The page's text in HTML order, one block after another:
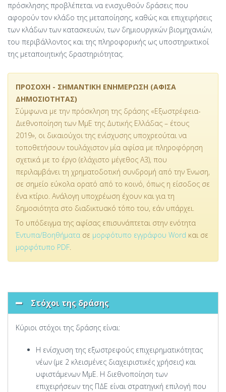
πρόσκλησης προβλέπεται να ενισχυθούν δράσεις που
αφορούν τον κλάδο της μεταποίησης, καθώς και επιχειρήσεις
των κλάδων των κατασκευών, των δημιουργικών βιομηχανιών,
του περιβάλλοντος και της πληροφορικής ως υποστηρικτικοί
της μεταποιητικής δραστηριότητας.
ΠΡΟΣΟΧΗ - ΣΗΜΑΝΤΙΚΗ ΕΝΗΜΕΡΩΣΗ (ΑΦΙΣΑ
ΔΗΜΟΣΙΟΤΗΤΑΣ)
Σύμφωνα με την πρόσκληση της δράσης «Εξωστρέφεια-
Διεθνοποίηση των ΜμΕ της Δυτικής Ελλάδας – έτους
2019», οι δικαιούχοι της ενίσχυσης υποχρεούται να
τοποθετήσουν τουλάχιστον μία αφίσα με πληροφόρηση
σχετικά με το έργο (ελάχιστο μέγεθος Α3), που
περιλαμβάνει τη χρηματοδοτική συνδρομή από την Ένωση,
σε σημείο εύκολα ορατό από το κοινό, όπως η είσοδος σε
ένα κτίριο. Ανάλογη υποχρέωση έχουν και για τη
δημοσιότητα στο διαδικτυακό τόπο του, εάν υπάρχει.
Το υπόδειγμα της αφίσας επισυνάπτεται στην ενότητα
Έντυπα/Βοηθήματα σε μορφότυπο εγγράφου Word και σε
μορφότυπο PDF.
Στόχοι της δράσης
Κύριοι στόχοι της δράσης είναι:
Η ενίσχυση της εξωστρεφούς επιχειρηματικότητας
νέων (με 2 κλεισμένες διαχειριστικές χρήσεις) και
υφιστάμενων ΜμΕ. Η διεθνοποίηση των
επιχειρήσεων της ΠΔΕ είναι στρατηγική επιλογή που